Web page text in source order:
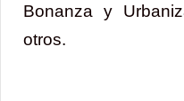
Bonanza y
otros.